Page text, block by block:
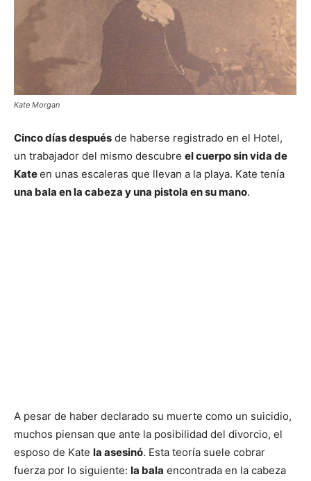
Kate Morgan
Cinco días después de haberse registrado en el Hotel,
un trabajador del mismo descubre el cuerpo sin vida de
Kateen unas escaleras que llevan a la playa. Kate tenía
una bala en la cabeza y una pistola en su mano.
A pesar de haber declarado su muerte como un suicidio,
muchos piensan que ante la posibilidad del divorcio, el
esposo de Kate la asesinó. Esta teoría suele cobrar
fuerza por lo siguiente: la bala encontrada en la cabeza